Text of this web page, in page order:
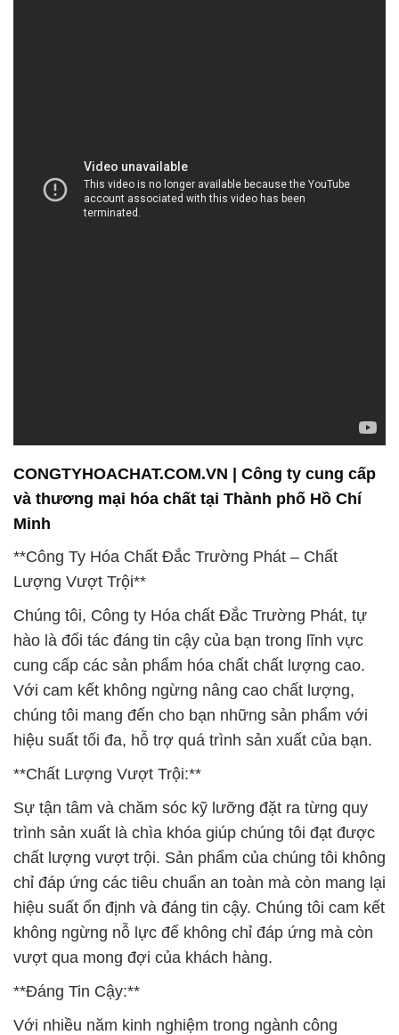
CONGTYHOACHAT.COM.VN | Công ty cung cấp
và thương mại hóa chất tại Thành phố Hồ Chí
Minh
**Công Ty Hóa Chất Đắc Trường Phát – Chất
Lượng Vượt Trội**
Chúng tôi, Công ty Hóa chất Đắc Trường Phát, tự
hào là đối tác đáng tin cậy của bạn trong lĩnh vực
cung cấp các sản phẩm hóa chất chất lượng cao.
Với cam kết không ngừng nâng cao chất lượng,
chúng tôi mang đến cho bạn những sản phẩm với
hiệu suất tối đa, hỗ trợ quá trình sản xuất của bạn.
**Chất Lượng Vượt Trội:**
Sự tận tâm và chăm sóc kỹ lưỡng đặt ra từng quy
trình sản xuất là chìa khóa giúp chúng tôi đạt được
chất lượng vượt trội. Sản phẩm của chúng tôi không
chỉ đáp ứng các tiêu chuẩn an toàn mà còn mang lại
hiệu suất ổn định và đáng tin cậy. Chúng tôi cam kết
không ngừng nỗ lực để không chỉ đáp ứng mà còn
vượt qua mong đợi của khách hàng.
**Đáng Tin Cậy:**
Với nhiều năm kinh nghiệm trong ngành công